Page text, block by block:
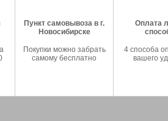
Пункт самовывоза в г.
Новосибирске
Покупки можно забрать
самому бесплатно
Оплата
4 способа
вашего